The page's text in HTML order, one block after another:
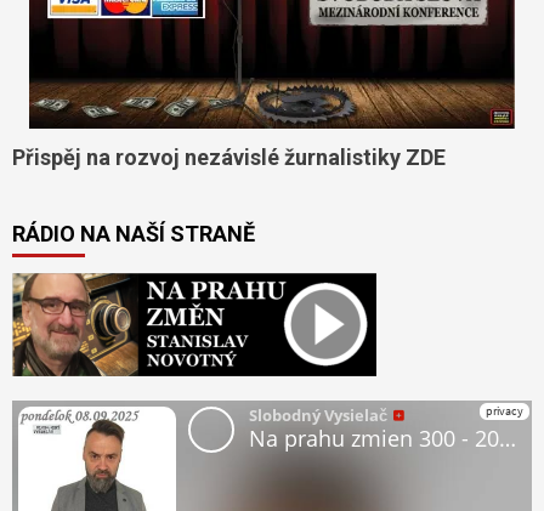
Přispěj na rozvoj nezávislé žurnalistiky ZDE
RÁDIO NA NAŠÍ STRANĚ